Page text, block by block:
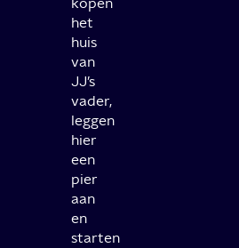
het
huis
van
JJ’s
vader,
leggen
hier
een
pier
aan
en
starten